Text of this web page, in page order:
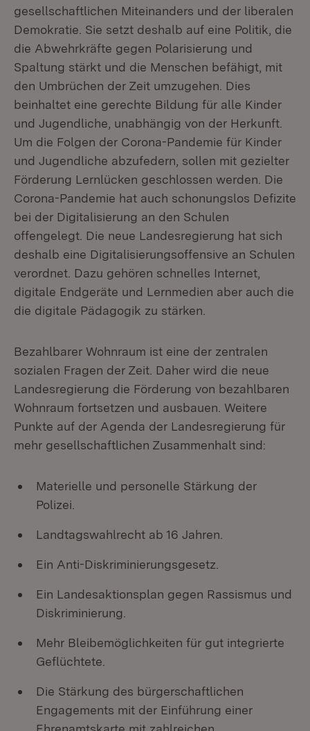
gesellschaftlichen Miteinanders und der liberalen
Demokratie. Sie setzt deshalb auf eine Politik, die
die Abwehrkräfte gegen Polarisierung und
Spaltung stärkt und die Menschen befähigt, mit
den Umbrüchen der Zeit umzugehen. Dies
beinhaltet eine gerechte Bildung für alle Kinder
und Jugendliche, unabhängig von der Herkunft.
Um die Folgen der Corona-Pandemie für Kinder
und Jugendliche abzufedern, sollen mit gezielter
Förderung Lernlücken geschlossen werden. Die
Corona-Pandemie hat auch schonungslos Defizite
bei der Digitalisierung an den Schulen
offengelegt. Die neue Landesregierung hat sich
deshalb eine Digitalisierungsoffensive an Schulen
verordnet. Dazu gehören schnelles Internet,
digitale Endgeräte und Lernmedien aber auch die
die digitale Pädagogik zu stärken.
Bezahlbarer Wohnraum ist eine der zentralen
sozialen Fragen der Zeit. Daher wird die neue
Landesregierung die Förderung von bezahlbaren
Wohnraum fortsetzen und ausbauen. Weitere
Punkte auf der Agenda der Landesregierung für
mehr gesellschaftlichen Zusammenhalt sind:
Materielle und personelle Stärkung der
Polizei.
Landtagswahlrecht ab 16 Jahren.
Ein Anti-Diskriminierungsgesetz.
Ein Landesaktionsplan gegen Rassismus und
Diskriminierung.
Mehr Bleibemöglichkeiten für gut integrierte
Geflüchtete.
Die Stärkung des bürgerschaftlichen
Engagements mit der Einführung einer